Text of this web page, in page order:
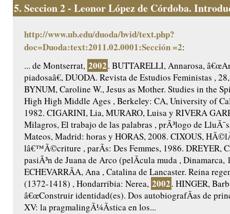
5. Seccion 2 - Leonor López de Córdoba.
http://www.ub.edu/duoda/bvid/text.php?
doc=Duoda:text:2011.02.0001:Sección =2:
... de Montserrat, 2002. BUTTARELLI, Annarosa,
piadosaâ€, DUODA. Revista de Estudios Feministas ,
BYNUM, Caroline W., Jesus as Mother. Studies in the
High High Middle Ages , Berkeley: CA, University of
1982. CIGARINI, Lia, MURARO, Luisa y RIVERA
Milagros, El trabajo de las palabras , prÃ³logo de
Mateos, Madrid: horas y HORAS, 2008. CIXOUS,
lâ€™Ã©criture , parÃ­s: Des Femmes, 1986. DREYER,
pasiÃ³n de Juana de Arco (pelÃ­cula muda , Dinamarca,
ECHEVARRÃA, Ana , Catalina de Lancaster. Reina
(1372-1418) , Hondarribia: Nerea, 2002. HINGER,
â€œConstruir identidad(es). Dos autobiografÃ­as de
XV: la pragmalingÃ¼Ã­stica en los...